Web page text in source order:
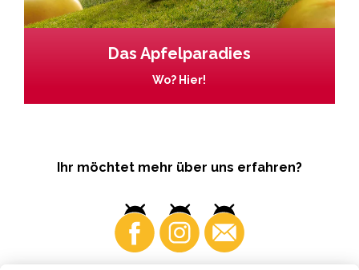
Das Apfelparadies
Wo? Hier!
Ihr möchtet mehr über uns erfahren?